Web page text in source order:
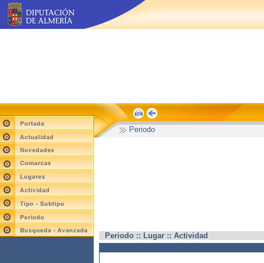
Periodo
Periodo :: Lugar :: Actividad